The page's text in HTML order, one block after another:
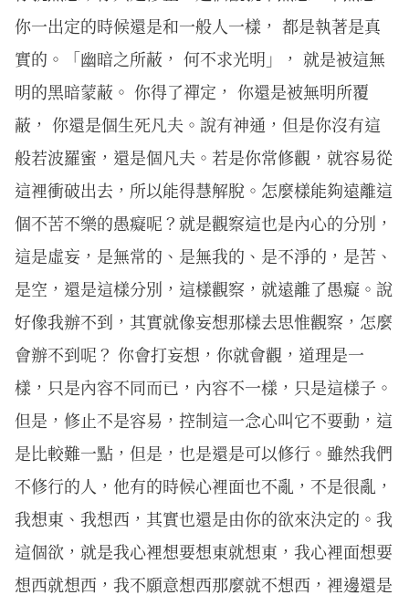
你一出定的時候還是和一般人一樣， 都是執著是真
實的。「幽暗之所蔽， 何不求光明」， 就是被這無
明的黑暗蒙蔽。 你得了禪定， 你還是被無明所覆
蔽， 你還是個生死凡夫。說有神通，但是你沒有這
般若波羅蜜，還是個凡夫。若是你常修觀，就容易從
這裡衝破出去，所以能得慧解脫。怎麼樣能夠遠離這
個不苦不樂的愚癡呢？就是觀察這也是內心的分別，
這是虛妄，是無常的、是無我的、是不淨的，是苦、
是空，還是這樣分別，這樣觀察，就遠離了愚癡。說
好像我辦不到，其實就像妄想那樣去思惟觀察，怎麼
會辦不到呢？ 你會打妄想，你就會觀，道理是一
樣，只是內容不同而已，內容不一樣，只是這樣子。
但是，修止不是容易，控制這一念心叫它不要動，這
是比較難一點，但是，也是還是可以修行。雖然我們
不修行的人，他有的時候心裡面也不亂，不是很亂，
我想東、我想西，其實也還是由你的欲來決定的。我
這個欲，就是我心裡想要想東就想東，我心裡面想要
想西就想西，我不願意想西那麼就不想西，裡邊還是